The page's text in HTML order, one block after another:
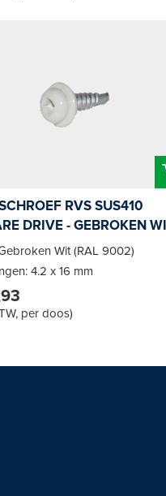
RVS SUS410
DRIVE - GEBROKEN
Wit (RAL 9002)
4.2 x 16 mm
per doos)